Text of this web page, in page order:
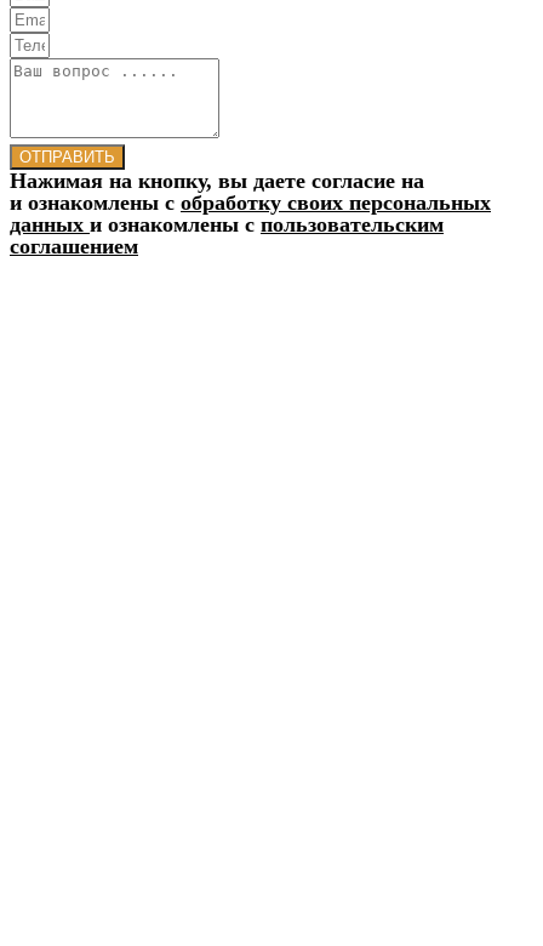
ОТПРАВИТЬ
Нажимая на кнопку, вы даете согласие на
и ознакомлены с обработку своих персональных
данных и ознакомлены с пользовательским
соглашением